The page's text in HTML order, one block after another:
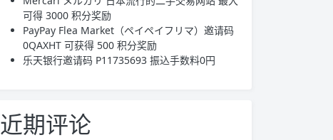
可得 3000 积分奖励
PayPay Flea Market（ペイペイフリマ） 邀请码
0QAXHT 可获得 500 积分奖励
乐天银行邀请码 P11735693 振込手数料0円
近期评论